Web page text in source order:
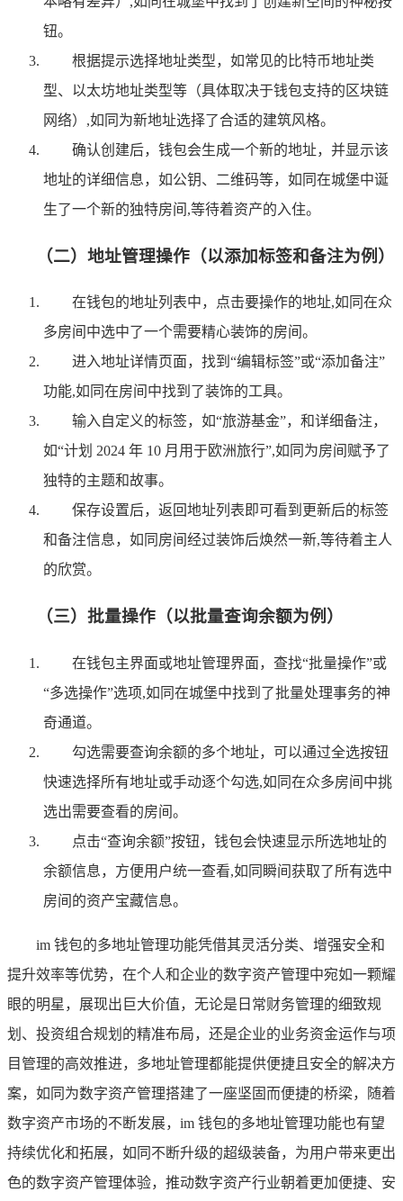
钮。
根据提示选择地址类型，如常见的比特币地址类
型、以太坊地址类型等（具体取决于钱包支持的区块链
网络）,如同为新地址选择了合适的建筑风格。
确认创建后，钱包会生成一个新的地址，并显示该
地址的详细信息，如公钥、二维码等，如同在城堡中诞
生了一个新的独特房间,等待着资产的入住。
（二）地址管理操作（以添加标签和备注为例）
在钱包的地址列表中，点击要操作的地址,如同在众
多房间中选中了一个需要精心装饰的房间。
进入地址详情页面，找到“编辑标签”或“添加备注”
功能,如同在房间中找到了装饰的工具。
输入自定义的标签，如“旅游基金”，和详细备注，
如“计划 2024 年 10 月用于欧洲旅行”,如同为房间赋予了
独特的主题和故事。
保存设置后，返回地址列表即可看到更新后的标签
和备注信息，如同房间经过装饰后焕然一新,等待着主人
的欣赏。
（三）批量操作（以批量查询余额为例）
在钱包主界面或地址管理界面，查找“批量操作”或
“多选操作”选项,如同在城堡中找到了批量处理事务的神
奇通道。
勾选需要查询余额的多个地址，可以通过全选按钮
快速选择所有地址或手动逐个勾选,如同在众多房间中挑
选出需要查看的房间。
点击“查询余额”按钮，钱包会快速显示所选地址的
余额信息，方便用户统一查看,如同瞬间获取了所有选中
房间的资产宝藏信息。
im 钱包的多地址管理功能凭借其灵活分类、增强安全和
提升效率等优势，在个人和企业的数字资产管理中宛如一颗耀
眼的明星，展现出巨大价值，无论是日常财务管理的细致规
划、投资组合规划的精准布局，还是企业的业务资金运作与项
目管理的高效推进，多地址管理都能提供便捷且安全的解决方
案，如同为数字资产管理搭建了一座坚固而便捷的桥梁，随着
数字资产市场的不断发展，im 钱包的多地址管理功能也有望
持续优化和拓展，如同不断升级的超级装备，为用户带来更出
色的数字资产管理体验，推动数字资产行业朝着更加便捷、安